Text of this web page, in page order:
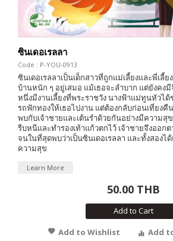
ซินเดอเรลลา
Code : P-YOU-0913
ซินเดอเรลลาเป็นเด็กสาวที่ถูกแม่เลี้ยงและพี่เลี้
บ้านหนัก ๆ อยู่เสมอ แม้เธอจะลำบาก แต่ยังคง
หนึ่งมีงานเลี้ยงที่พระราชวัง นางฟ้าแม่ทูนหัวได้
รถฟักทองให้เธอไปงาน แต่ต้องกลับก่อนเที่ยงคื
พบกับเจ้าชายและเต้นรำด้วยกันอย่างมีความสุข
รีบหนีและทำรองเท้าแก้วตกไว้ เจ้าชายจึงออกต
จนในที่สุดพบว่าเป็นซินเดอเรลลา และทั้งสองไ
ความสุข
Learn More
50.00 THB
Add to Cart
Add to Wishlist
Add